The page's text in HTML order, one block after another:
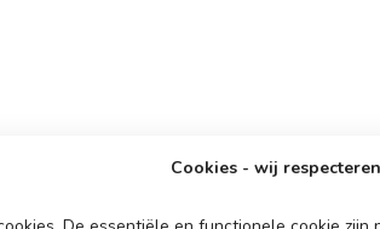
Cookies - wij